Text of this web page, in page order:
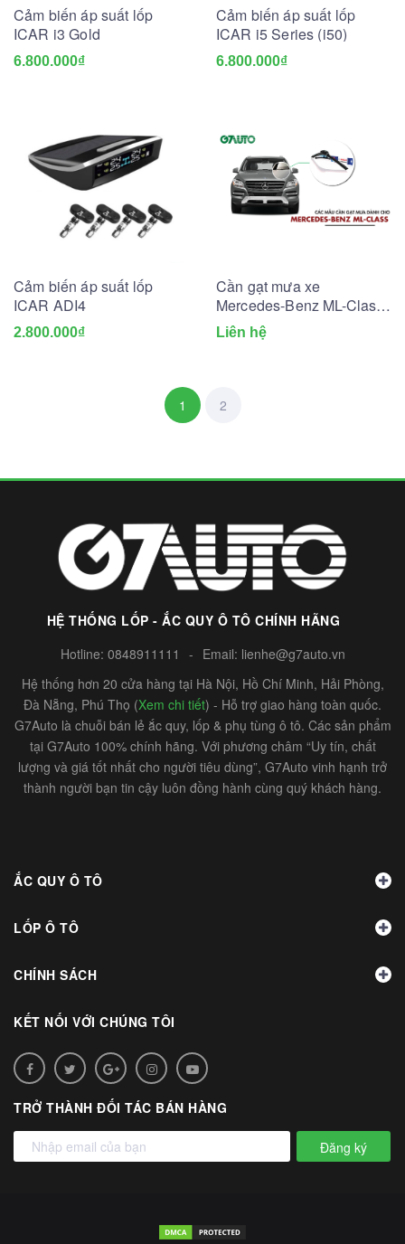
Cảm biến áp suất lốp
ICAR i3 Gold
6.800.000₫
Cảm biến áp suất lốp
ICAR i5 Series (i50)
6.800.000₫
Cảm biến áp suất lốp
ICAR ADI4
2.800.000₫
Cần gạt mưa xe
Mercedes-Benz ML-Class:
Kích thước & Bảng giá mới
nhất
Liên hệ
1 2
HỆ THỐNG LỐP - ẮC QUY Ô TÔ CHÍNH HÃNG
Hotline: 0848911111 - Email: lienhe@g7auto.vn
Hệ thống hơn 20 cửa hàng tại Hà Nội, Hồ Chí Minh, Hải Phòng,
Đà Nẵng, Phú Thọ (Xem chi tiết) - Hỗ trợ giao hàng toàn quốc.
G7Auto là chuỗi bán lẻ ắc quy, lốp & phụ tùng ô tô. Các sản phẩm
tại G7Auto 100% chính hãng. Với phương châm “Uy tín, chất
lượng và giá tốt nhất cho người tiêu dùng”, G7Auto vinh hạnh trở
thành người bạn tin cậy luôn đồng hành cùng quý khách hàng.
ẮC QUY Ô TÔ
LỐP Ô TÔ
CHÍNH SÁCH
KẾT NỐI VỚI CHÚNG TÔI
TRỞ THÀNH ĐỐI TÁC BÁN HÀNG
Đăng ký